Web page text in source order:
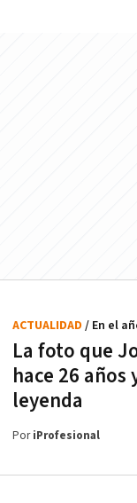
La foto que
hace 26
leyenda
ACTUALIDAD / En el
PoriProfesional